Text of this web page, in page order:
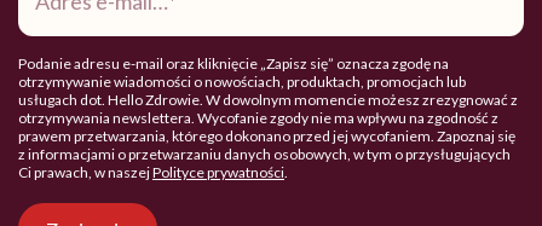
mail*
Podanie adresu e-mail oraz kliknięcie „Zapisz się” oznacza zgodę na
otrzymywanie wiadomości o nowościach, produktach, promocjach lub
usługach dot. Hello Zdrowie. W dowolnym momencie możesz zrezygnować z
otrzymywania newslettera. Wycofanie zgody nie ma wpływu na zgodność z
prawem przetwarzania, którego dokonano przed jej wycofaniem. Zapoznaj się
z informacjami o przetwarzaniu danych osobowych, w tym o przysługujących
Ci prawach, w naszejPolityce prywatności.